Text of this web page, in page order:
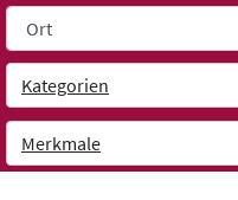
Weiter zum Inhalt
Kategorien
Merkmale